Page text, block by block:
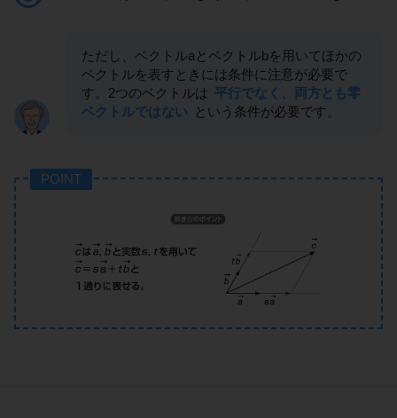
ただし、ベクトルaとベクトルbを用いてほかの
ベクトルを表すときには条件に注意が必要で
す。2つのベクトルは 平行でなく、両方とも零
ベクトルではない
という条件が必要です。
POINT